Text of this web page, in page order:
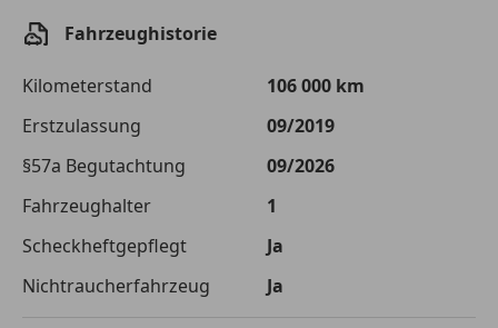
Der Kreditrechner enthält repräsentative Werte, zu denen wir
typischerweise Kredite vergeben. Der Sollzinssatz ist
bonitätsabhängig. Laufzeit mindestens 12, höchstens 120 Monate.
Gültig für Neukunden bei Online-Abschluss. Erfüllung banküblicher
Bonitätskriterien vorausgesetzt.
Jetzt berechnen
Fahrzeughistorie
Kilometerstand
106 000 km
Erstzulassung
09/2019
§57a Begutachtung
09/2026
Fahrzeughalter
1
Scheckheftgepflegt
Ja
Nichtraucherfahrzeug
Ja